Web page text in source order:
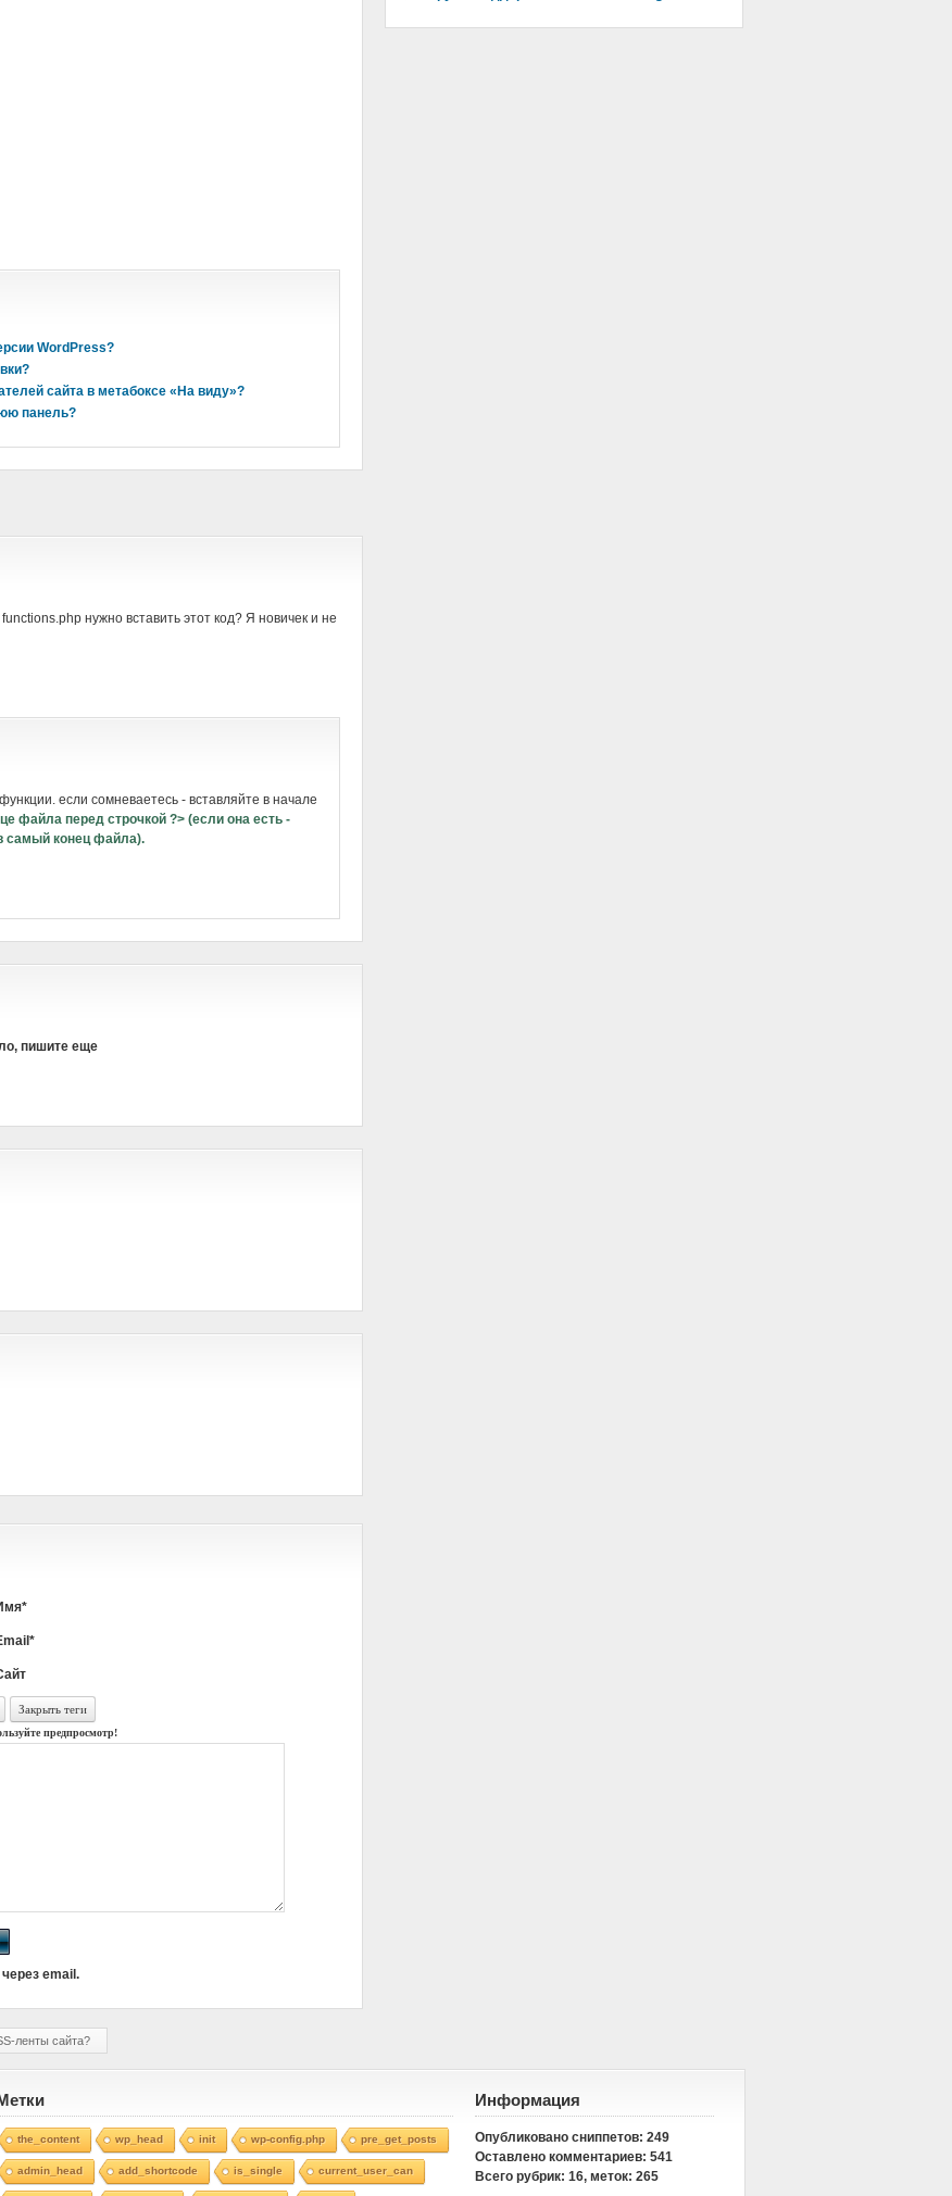
WordPress?
сайта в метабоксе «На виду»?
панель?
нужно вставить этот код? Я новичек и не
если сомневаетесь - вставляйте в начале
файла перед строчкой ?> (если она есть -
самый конец файла).
пишите еще
Закрыть теги
предпросмотр!
email.
ленты сайта?
Метки
the_content wp_head init wp-config.php pre_get_posts
admin_head add_shortcode is_single current_user_can
Информация
Опубликовано сниппетов: 249
Оставлено комментариев: 541
Всего рубрик: 16, меток: 265